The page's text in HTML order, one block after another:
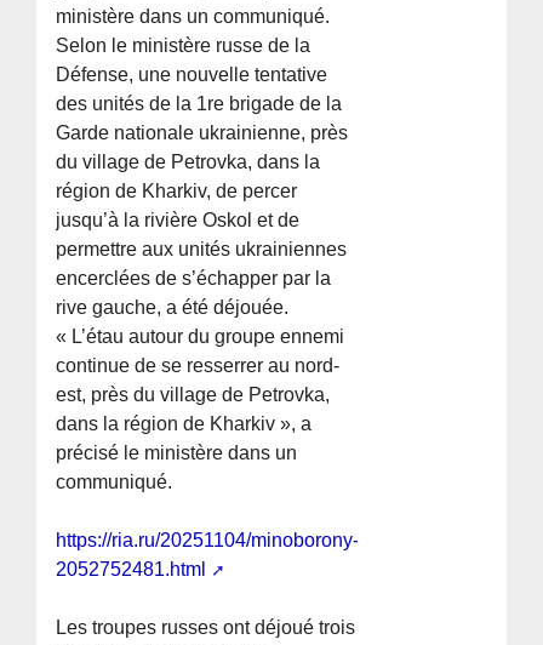
ministère dans un communiqué.
Selon le ministère russe de la
Défense, une nouvelle tentative
des unités de la 1re brigade de la
Garde nationale ukrainienne, près
du village de Petrovka, dans la
région de Kharkiv, de percer
jusqu’à la rivière Oskol et de
permettre aux unités ukrainiennes
encerclées de s’échapper par la
rive gauche, a été déjouée.
« L’étau autour du groupe ennemi
continue de se resserrer au nord-
est, près du village de Petrovka,
dans la région de Kharkiv », a
précisé le ministère dans un
communiqué.
https://ria.ru/20251104/minoborony-
2052752481.html
Les troupes russes ont déjoué trois